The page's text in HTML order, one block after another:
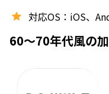
対応OS：iOS、
60～70年代風の